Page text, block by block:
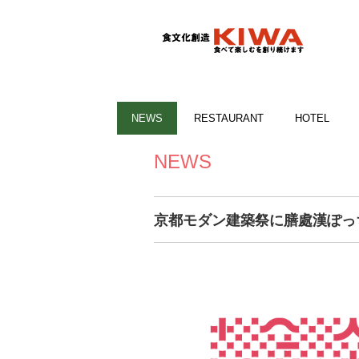
NEWS RESTAURANT HOTEL
NEWS
京都モダン建築祭に膳處漢ぽ